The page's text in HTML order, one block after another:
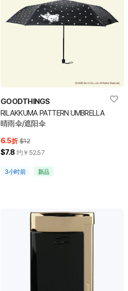
GOODTHINGS
RILAKKUMA PATTERN UMBRELLA
晴雨伞/遮阳伞
6.5折 $12
$7.8 约￥ 52.57
3小时前 新品